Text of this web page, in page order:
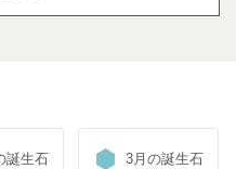
誕生石 3月の誕生石